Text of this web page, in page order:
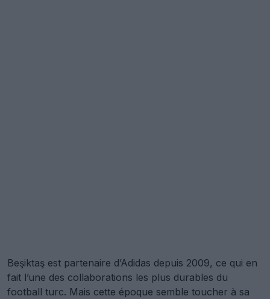
Beşiktaş est partenaire d’Adidas depuis 2009, ce qui en
fait l’une des collaborations les plus durables du
football turc. Mais cette époque semble toucher à sa